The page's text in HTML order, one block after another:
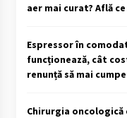
aer mai curat? Află
Espressor în
funcționează, cât
renunță să mai
Chirurgia oncologică